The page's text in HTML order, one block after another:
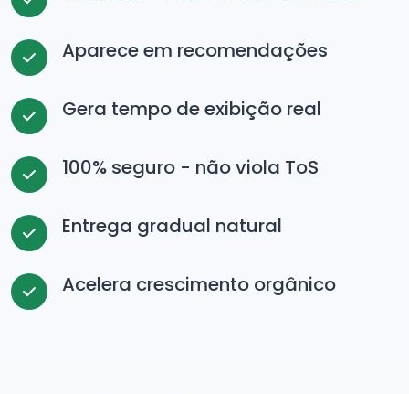
Aparece em recomendações
Gera tempo de exibição real
100% seguro - não viola ToS
Entrega gradual natural
Acelera crescimento orgânico